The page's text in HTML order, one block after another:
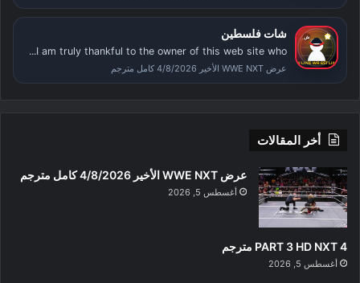
شات فلسطين
I am truly thankful to the owner of this web site who...
عرض WWE NXT الأخير 4/8/2026 كامل مترجم
أخر المقالات
عرض WWE NXT الأخير 4/8/2026 كامل مترجم
أغسطس 5, 2026
PART 3 HD NXT 4 مترجم
أغسطس 5, 2026